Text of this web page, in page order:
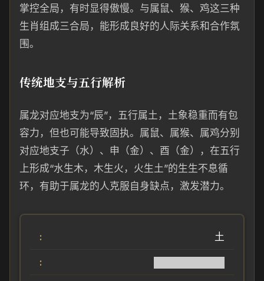
掌控全局，有时显得傲慢。与属鼠、猴、鸡这三种
生肖组成三合局，能形成良好的人际关系和合作氛
围。
传统地支与五行解析
属龙对应地支为“辰”，五行属土，土象稳重而有包
容力，但也可能导致固执。属鼠、属猴、属鸡分别
对应地支子（水）、申（金）、酉（金），在五行
上形成“水生木，木生火，火生土”的生生不息循
环，有助于属龙的人克服自身缺点，激发潜力。
土